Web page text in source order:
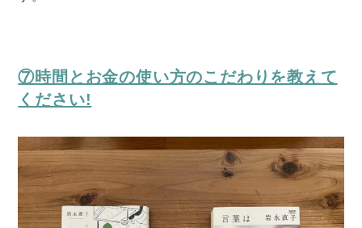
⑦時間とお金の使い方のこだわりを教えて
ください!